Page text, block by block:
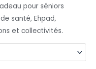
pour séniors
santé, Ehpad,
et collectivités.